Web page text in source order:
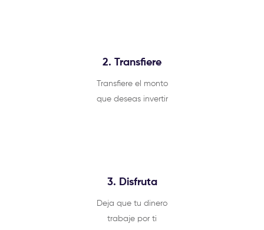
2. Transfiere
Transfiere el monto
que deseas invertir
3. Disfruta
Deja que tu dinero
trabaje por ti